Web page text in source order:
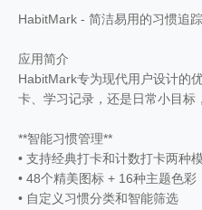
HabitMark - 简洁易用的习惯追
应用简介
HabitMark专为现代用户设计的
卡、学习记录，还是日常小目标
**智能习惯管理**
• 支持经典打卡和计数打卡两种
• 48个精美图标 + 16种主题色彩
• 自定义习惯分类和智能筛选